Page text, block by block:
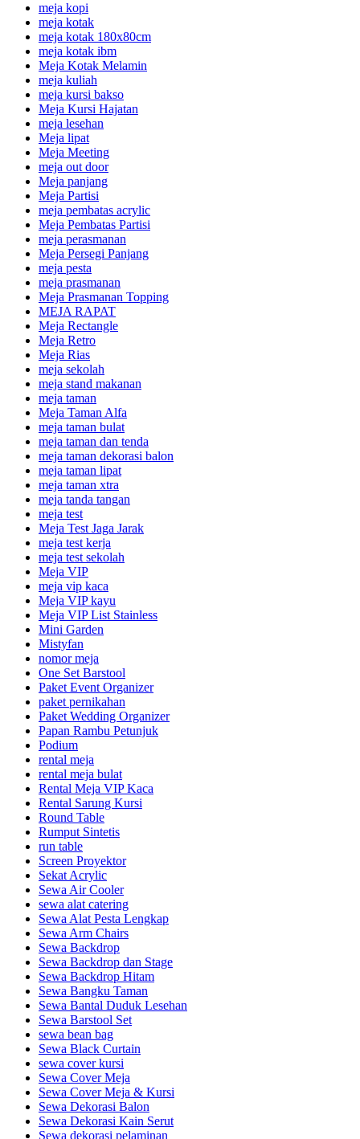
meja kopi
meja kotak
meja kotak 180x80cm
meja kotak ibm
Meja Kotak Melamin
meja kuliah
meja kursi bakso
Meja Kursi Hajatan
meja lesehan
Meja lipat
Meja Meeting
meja out door
Meja panjang
Meja Partisi
meja pembatas acrylic
Meja Pembatas Partisi
meja perasmanan
Meja Persegi Panjang
meja pesta
meja prasmanan
Meja Prasmanan Topping
MEJA RAPAT
Meja Rectangle
Meja Retro
Meja Rias
meja sekolah
meja stand makanan
meja taman
Meja Taman Alfa
meja taman bulat
meja taman dan tenda
meja taman dekorasi balon
meja taman lipat
meja taman xtra
meja tanda tangan
meja test
Meja Test Jaga Jarak
meja test kerja
meja test sekolah
Meja VIP
meja vip kaca
Meja VIP kayu
Meja VIP List Stainless
Mini Garden
Mistyfan
nomor meja
One Set Barstool
Paket Event Organizer
paket pernikahan
Paket Wedding Organizer
Papan Rambu Petunjuk
Podium
rental meja
rental meja bulat
Rental Meja VIP Kaca
Rental Sarung Kursi
Round Table
Rumput Sintetis
run table
Screen Proyektor
Sekat Acrylic
Sewa Air Cooler
sewa alat catering
Sewa Alat Pesta Lengkap
Sewa Arm Chairs
Sewa Backdrop
Sewa Backdrop dan Stage
Sewa Backdrop Hitam
Sewa Bangku Taman
Sewa Bantal Duduk Lesehan
Sewa Barstool Set
sewa bean bag
Sewa Black Curtain
sewa cover kursi
Sewa Cover Meja
Sewa Cover Meja & Kursi
Sewa Dekorasi Balon
Sewa Dekorasi Kain Serut
Sewa dekorasi pelaminan